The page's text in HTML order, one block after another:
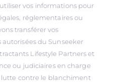
vos informations pour
réglementaires ou
transférer vos
du Sunseeker
Lifestyle Partners et
ou judiciaires en charge
contre le blanchiment